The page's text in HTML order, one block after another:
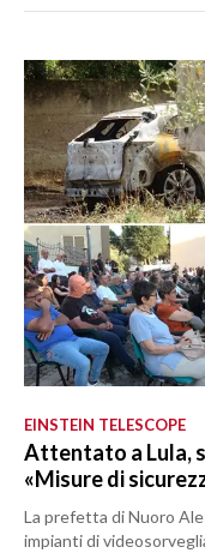
EINSTEIN TELESCOPE
Attentato a Lula,
«Misure di
La prefetta di Nuoro
impianti di